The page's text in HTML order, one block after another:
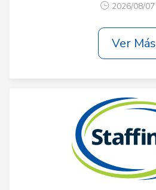
2026/08/07
Ver Más